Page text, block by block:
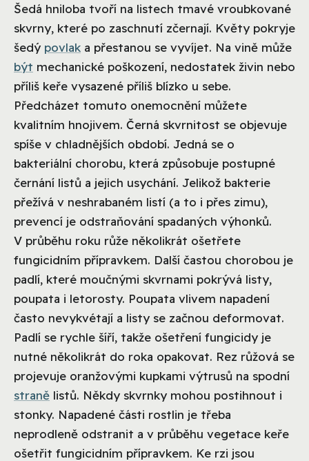
Šedá hniloba tvoří na listech tmavé vroubkované
skvrny, které po zaschnutí zčernají. Květy pokryje
šedý povlak a přestanou se vyvíjet. Na vině může
být mechanické poškození, nedostatek živin nebo
příliš keře vysazené příliš blízko u sebe.
Předcházet tomuto onemocnění můžete
kvalitním hnojivem. Černá skvrnitost se objevuje
spíše v chladnějších období. Jedná se o
bakteriální chorobu, která způsobuje postupné
černání listů a jejich usychání. Jelikož bakterie
přežívá v neshrabaném listí (a to i přes zimu),
prevencí je odstraňování spadaných výhonků.
V průběhu roku růže několikrát ošetřete
fungicidním přípravkem. Další častou chorobou je
padlí, které moučnými skvrnami pokrývá listy,
poupata i letorosty. Poupata vlivem napadení
často nevykvétají a listy se začnou deformovat.
Padlí se rychle šíří, takže ošetření fungicidy je
nutné několikrát do roka opakovat. Rez růžová se
projevuje oranžovými kupkami výtrusů na spodní
straně listů. Někdy skvrnky mohou postihnout i
stonky. Napadené části rostlin je třeba
neprodleně odstranit a v průběhu vegetace keře
ošetřit fungicidním přípravkem. Ke rzi jsou